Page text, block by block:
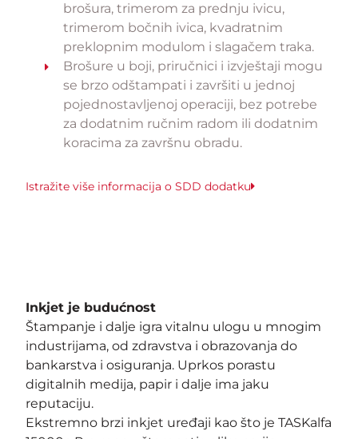
brošura, trimerom za prednju ivicu,
trimerom bočnih ivica, kvadratnim
preklopnim modulom i slagačem traka.
Brošure u boji, priručnici i izvještaji mogu
se brzo odštampati i završiti u jednoj
pojednostavljenoj operaciji, bez potrebe
za dodatnim ručnim radom ili dodatnim
koracima za završnu obradu.
Istražite više informacija o SDD dodatku
Inkjet je budućnost
Štampanje i dalje igra vitalnu ulogu u mnogim
industrijama, od zdravstva i obrazovanja do
bankarstva i osiguranja. Uprkos porastu
digitalnih medija, papir i dalje ima jaku
reputaciju.
Ekstremno brzi inkjet uređaji kao što je TASKalfa